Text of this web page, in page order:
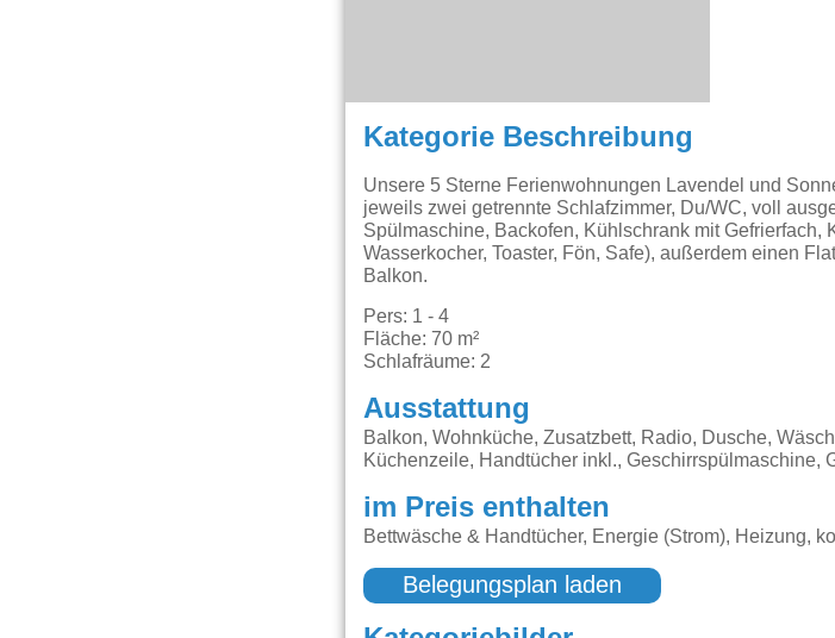
Kategorie Beschreibung
Unsere 5 Sterne Ferienwohnungen Lavendel und
jeweils zwei getrennte Schlafzimmer, Du/WC, voll
Spülmaschine, Backofen, Kühlschrank mit Gefrierfach,
Wasserkocher, Toaster, Fön, Safe), außerdem einen
Balkon.
Pers: 1 - 4
Fläche: 70 m²
Schlafräume: 2
Ausstattung
Balkon, Wohnküche, Zusatzbett, Radio, Dusche,
Küchenzeile, Handtücher inkl., Geschirrspülmaschine,
im Preis enthalten
Bettwäsche & Handtücher, Energie (Strom), Heizung,
Belegungsplan laden